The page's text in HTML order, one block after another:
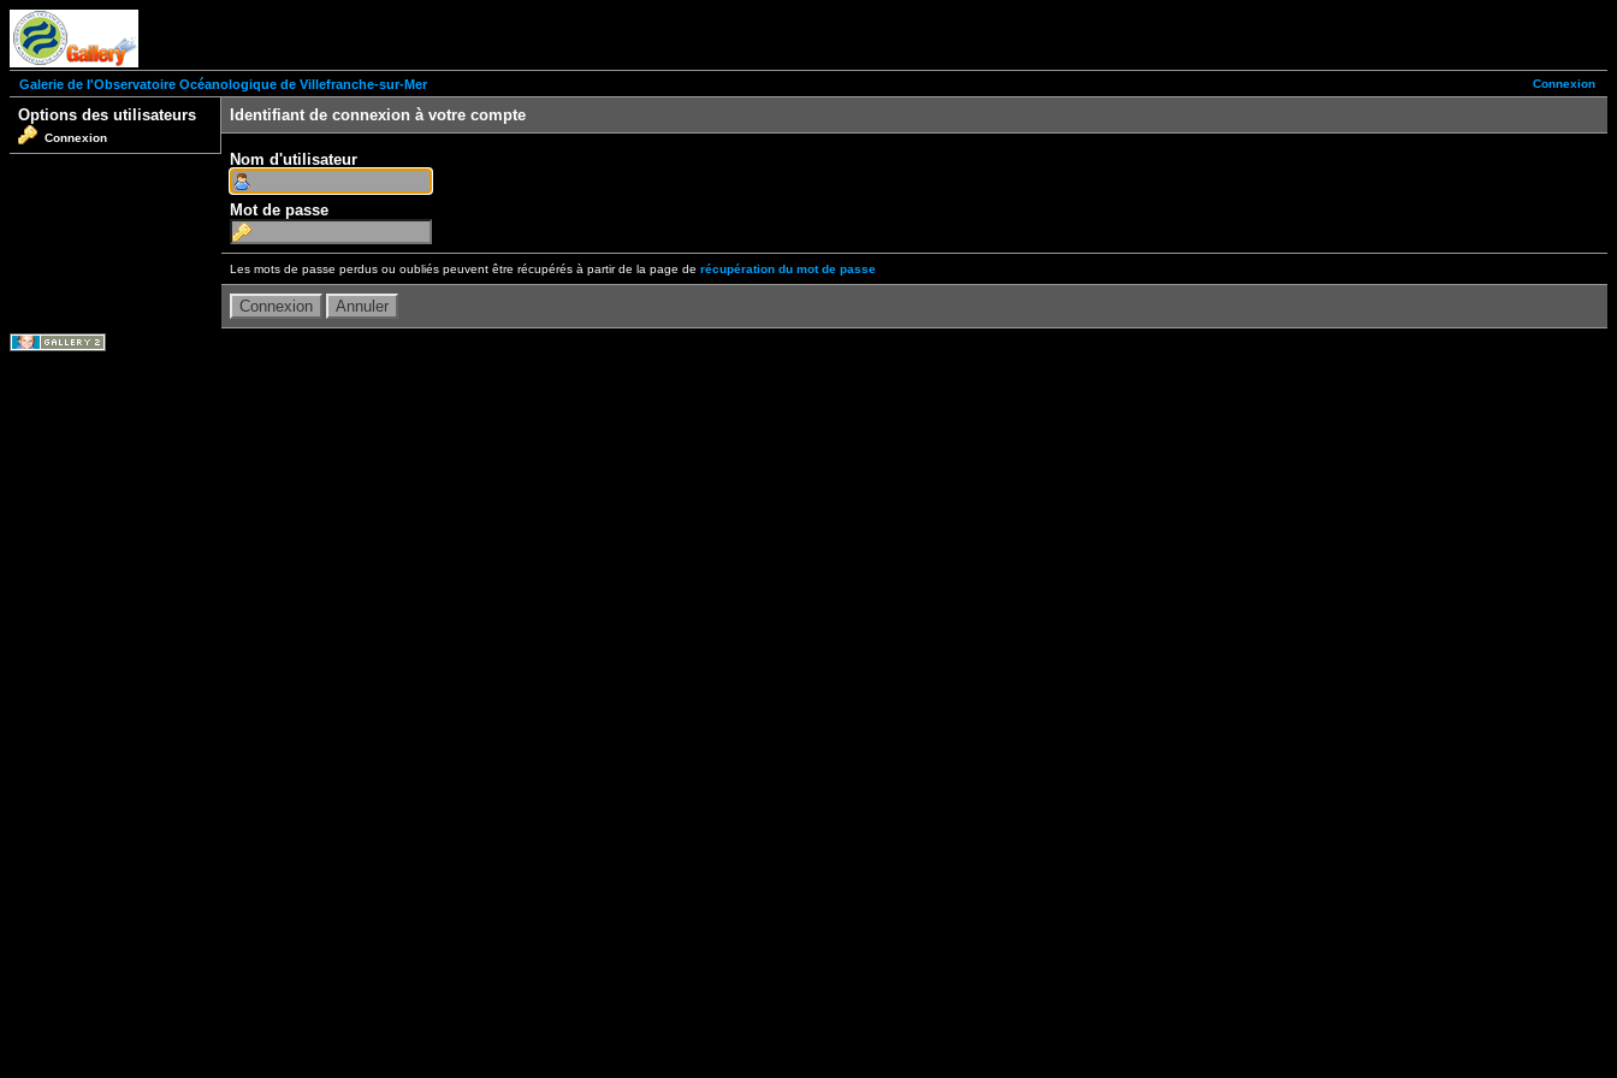
Connexion
Galerie de l'Observatoire Océanologique de Villefranche-sur-Mer
Options des utilisateurs
Connexion
Identifiant de connexion à votre compte
Nom d'utilisateur
Mot de passe
Les mots de passe perdus ou oubliés peuvent être récupérés à partir de la page de récupération du mot de passe